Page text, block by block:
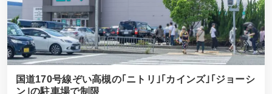
国道170号線ぞい高槻の｢ニトリ｣｢カインズ｣｢ジョーシ
ン｣の駐車場で制限